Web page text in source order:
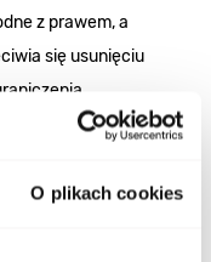
O plikach cookies
z prawem, a
się usunięciu
dla swoich
roszczeń, osoba,
wobec